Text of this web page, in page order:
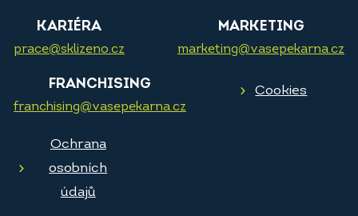
KARIÉRA
prace@sklizeno.cz
MARKETING
marketing@vasepekarna.cz
FRANCHISING
franchising@vasepekarna.cz
Cookies
Ochrana
osobních
údajů